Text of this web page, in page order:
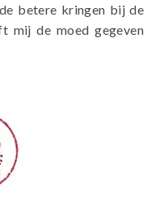
betere kringen bij de
mij de moed gegeven